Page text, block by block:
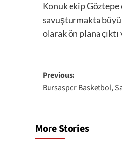
Konuk ekip Göztepe
savuşturmakta
olarak ön plana
Post
navigation
Previous:
Bursaspor Basketbol,
More Stories